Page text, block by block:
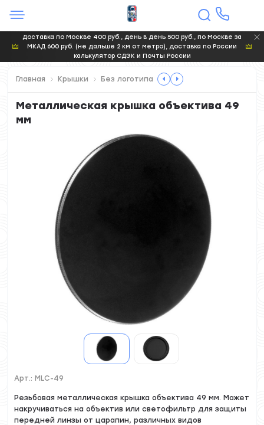
Доставка по Москве 400 руб., день в день 500 руб., по Москве за
МКАД 600 руб. (не дальше 2 км от метро), доставка по России
калькулятор СДЭК и Почты России
Главная Крышки Без логотипа
Металлическая крышка объектива 49
мм
Арт.: MLC-49
Резьбовая металлическая крышка объектива 49 мм. Может
накручиваться на объектив или светофильтр для защиты
передней линзы от царапин, различных видов